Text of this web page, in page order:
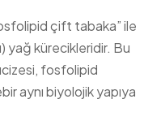
çift tabaka” ile
yağ kürecikleridir. Bu
fosfolipid
aynı biyolojik yapıya